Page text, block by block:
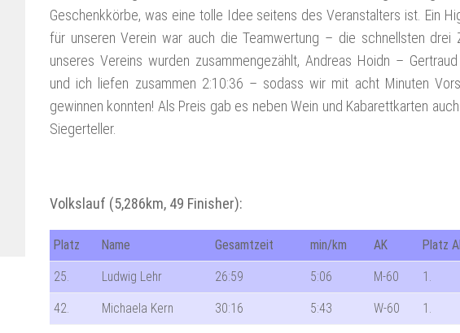
Geschenkkörbe, was eine tolle Idee seitens des Veranstalters ist. Ein
für unseren Verein war auch die Teamwertung – die schnellsten drei
unseres Vereins wurden zusammengezählt, Andreas Hoidn – Gertraud
und ich liefen zusammen 2:10:36 – sodass wir mit acht Minuten
gewinnen konnten! Als Preis gab es neben Wein und Kabarettkarten
Siegerteller.
Volkslauf (5,286km, 49 Finisher):
Platz Name Gesamtzeit min/km AK Platz
25. Ludwig Lehr 26:59 5:06 M-60 1.
42. Michaela Kern 30:16 5:43 W-60 1.